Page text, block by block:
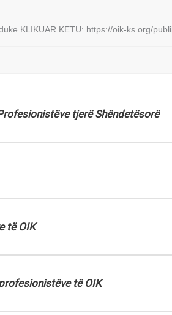
KLIKUAR KETU: https://oik-ks.org/
tjerë Shëndetësorë
të OIK
të OIK